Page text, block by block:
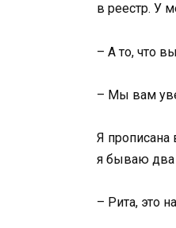
в реестр. У
– А то, что
– Мы вам
Я прописана
я бываю два
– Рита, это